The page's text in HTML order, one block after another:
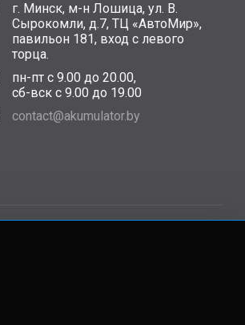
г. Минск, м-н Лошица, ул. В.
Сырокомли, д.7, ТЦ «АвтоМир»,
павильон 181, вход с левого
торца.
пн-пт с 9.00 до 20.00,
сб-вск с 9.00 до 19.00
contact@akumulator.by